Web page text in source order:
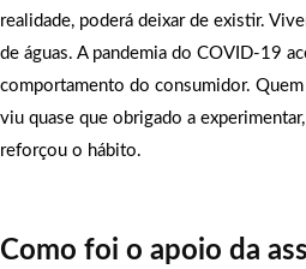
realidade, poderá deixar de existir.
de águas. A pandemia do COVID-19
comportamento do consumidor.
viu quase que obrigado a
reforçou o hábito.
Como foi o apoio da